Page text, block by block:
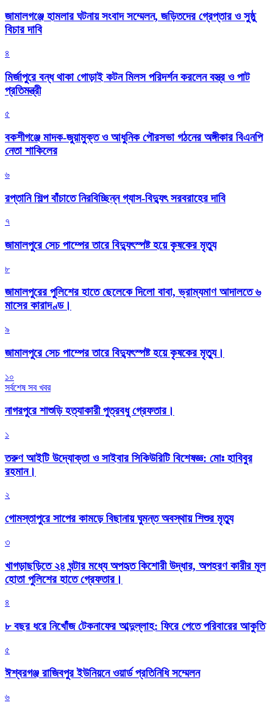
জামালগঞ্জে হামলার ঘটনায় সংবাদ সম্মেলন, জড়িতদের গ্রেপ্তার ও সুষ্ঠু
বিচার দাবি
৪
মির্জাপুরে বন্ধ থাকা গোড়াই কটন মিলস পরিদর্শন করলেন বস্ত্র ও পাট
প্রতিমন্ত্রী
৫
বকশীগঞ্জে মাদক-জুয়ামুক্ত ও আধুনিক পৌরসভা গঠনের অঙ্গীকার বিএনপি
নেতা শাকিলের
৬
রপ্তানি শিল্প বাঁচাতে নিরবিচ্ছিন্ন গ্যাস-বিদ্যুৎ সরবরাহের দাবি
৭
জামালপুরে সেচ পাম্পের তারে বিদ্যুৎস্পষ্ট হয়ে কৃষকের মৃত্যু
৮
জামালপুরের পুলিশের হাতে ছেলেকে দিলো বাবা, ভ্রাম্যমাণ আদালতে ৬
মাসের কারাদণ্ড।
৯
জামালপুরে সেচ পাম্পের তারে বিদ্যুৎস্পষ্ট হয়ে কৃষকের মৃত্যু।
১০
সর্বশেষ সব খবর
নাগরপুরে শাশুড়ি হত্যাকারী পুত্রবধু গ্রেফতার।
১
তরুণ আইটি উদ্যোক্তা ও সাইবার সিকিউরিটি বিশেষজ্ঞ: মোঃ হাবিবুর
রহমান।
২
গোমস্তাপুরে সাপের কামড়ে বিছানায় ঘুমন্ত অবস্থায় শিশুর মৃত্যু
৩
খাগড়াছড়িতে ২৪ ঘন্টার মধ্যে অপহৃত কিশোরী উদ্ধার, অপহরণ কারীর মূল
হোতা পুলিশের হাতে গ্রেফতার।
৪
৮ বছর ধরে নিখোঁজ টেকনাফের আব্দুল্লাহ: ফিরে পেতে পরিবারের আকুতি
৫
ঈশ্বরগঞ্জ রাজিবপুর ইউনিয়নে ওয়ার্ড প্রতিনিধি সম্মেলন
৬